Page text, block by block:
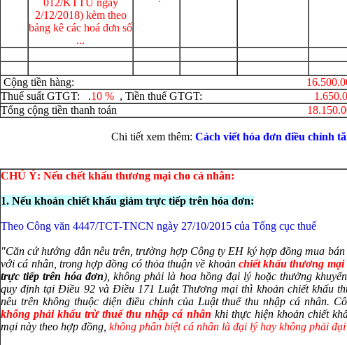
012/KTTU ngày
2/12/2018) kèm theo
bảng kê các hoá đơn số
...
Cộng tiền hàng: 16.5
Thuế suất GTGT: .10 % , Tiền thuế GTGT:
Tổng cộng tiền thanh toán
Chi tiết xem thêm: Cách viết hóa đơn điều chỉnh
CHÚ Ý: Nếu chết khấu thương mại cho cá nhân:
1. Nếu khoản chiết khấu giảm trực tiếp trên hóa đơn:
Theo Công văn 4447/TCT-TNCN ngày 27/10/2015 của Tổng cục thuế
"Căn cứ hướng dẫn nêu trên, trường hợp Công ty EH ký hợp đồng mua bán
với cá nhân, trong hợp đồng có thỏa thuận về khoản chiết khấu thương mại
trực tiếp trên hóa đơn), không phải là hoa hồng đại lý hoặc thưởng
quy định tại Điều 92 và Điều 171 Luật Thương mại thì khoản chiết khấu
nêu trên không thuộc diện điều chỉnh của Luật thuế thu nhập cá nhân.
không phải khấu trừ thuế thu nhập cá nhân khi thực hiện khoản chiết
mại này theo hợp đồng, không phân biệt cá nhân là đại lý hay không phải